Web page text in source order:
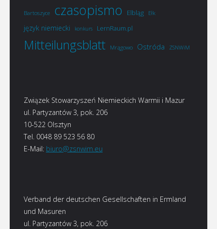
Bartoszyce czasopismo Elbląg Ełk
język niemiecki konkurs LernRaum.pl
Mitteilungsblatt Mrągowo Ostróda ZSNWiM
Związek Stowarzyszeń Niemieckich Warmii i Mazur
ul. Partyzantów 3, pok. 206
10-522 Olsztyn
Tel. 0048 89 523 56 80
E-Mail: biuro@zsnwim.eu
Verband der deutschen Gesellschaften in Ermland
und Masuren
ul. Partyzantów 3, pok. 206